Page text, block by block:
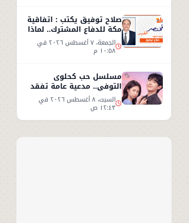
صلاح توفيق يكتب : اتفاقية
مكة للدفاع المشترك.. لماذا
غابت مصر؟ الجمعة، ٧ أغسطس ٢٠٢٦ في
١٠:٥٨ م
مسلسل حب كحلوى
التوفي.. مدعية عامة تفقد
ذاكرتها وتبدأ قصة حب
غامضة السبت، ٨ أغسطس ٢٠٢٦ في
١٢:٤٣ ص